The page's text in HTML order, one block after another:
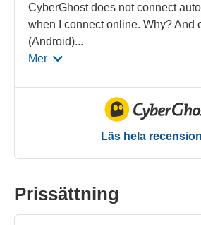
CyberGhost does not connect
when I connect online. Why? And
(Android)...
Mer
Läs hela
Prissättning